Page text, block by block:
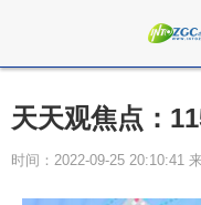
天天观焦点：
时间：2022-09-25 20:10:41